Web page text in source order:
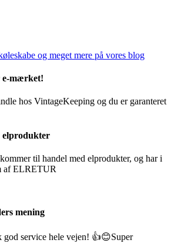
og meget mere på vores blog
e-mærket!
hos VintageKeeping og du er garanteret
elprodukter
til handel med elprodukter, og har i
af ELRETUR
mening
god service hele vejen! 👍😊Super